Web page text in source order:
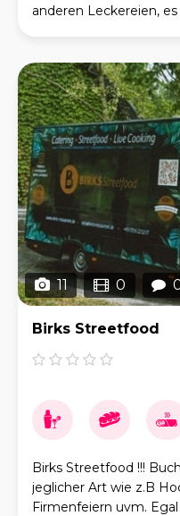
anderen Leckereien,
11 0
Birks Streetfood
Birks Streetfood !!!
jeglicher Art wie z.B
Firmenfeiern uvm.